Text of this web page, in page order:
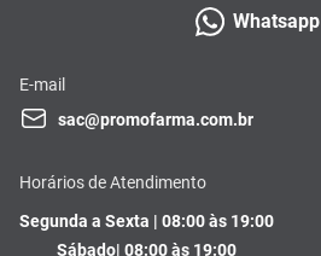
Whatsapp
E-mail
sac@promofarma.com.br
Horários de Atendimento
Segunda a Sexta | 08:00 às 19:00
Sábado| 08:00 às 19:00